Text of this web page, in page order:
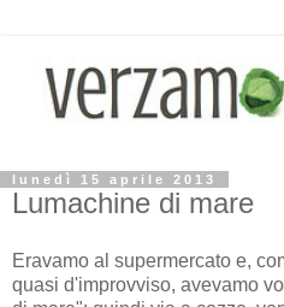
lunedì 15 aprile 2013
Lumachine di mare
Eravamo al supermercato e,
quasi d'improvviso, avevamo